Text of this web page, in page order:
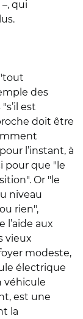
qui
des
est
doit être
l’instant, à
pour que "le
Or "le
niveau
rien",
l’aide aux
vieux
modeste,
électrique
véhicule
est une
la